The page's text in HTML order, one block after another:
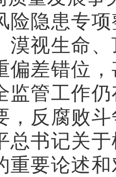
险隐患专
漠视生命
偏差错位
监管工作
，反腐败
总书记关
重要论述